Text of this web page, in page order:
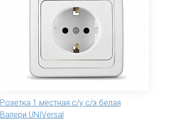
Розетка 1 местная с/у с/з белая
Валери UNIVersal